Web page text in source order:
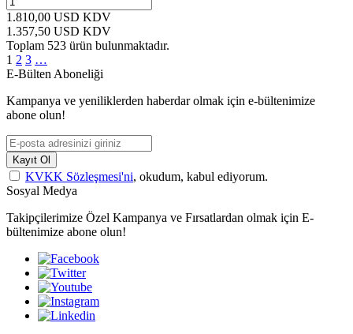
1.810,00 USD KDV
1.357,50 USD KDV
Toplam 523 ürün bulunmaktadır.
1 2 3 …
E-Bülten Aboneliği
Kampanya ve yeniliklerden haberdar olmak için e-bültenimize
abone olun!
Kayıt Ol
KVKK Sözleşmesi'ni, okudum, kabul ediyorum.
Sosyal Medya
Takipçilerimize Özel Kampanya ve Fırsatlardan olmak için E-
bültenimize abone olun!